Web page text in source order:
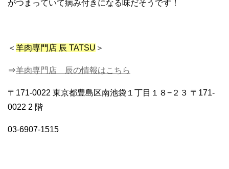
がつまっていて病み付きになる味だそうです！
＜ 羊肉専門店 辰 TATSU ＞
⇒羊肉専門店 辰の情報はこちら
〒171-0022 東京都豊島区南池袋１丁目１８−２３ 〒171-
0022 2 階
03-6907-1515